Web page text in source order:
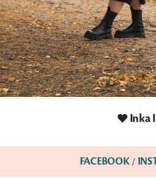
Inka I
FACEBOOK/